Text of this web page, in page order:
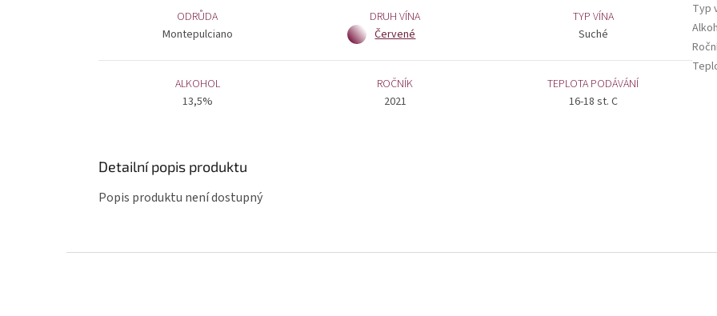
ODRŮDA
Montepulciano
DRUH VÍNA
Červené
TYP VÍNA
Suché
ALKOHOL
13,5%
ROČNÍK
2021
TEPLOTA PODÁVÁNÍ
16-18 st. C
Detailní popis produktu
Popis produktu není dostupný
Typ